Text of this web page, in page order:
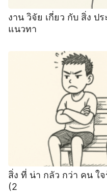
งาน วิจัย เกี่ยว กับ สิ่ง ป
แนวทา
สิ่ง ที่ น่า กลัว กว่า คน ใ
(2